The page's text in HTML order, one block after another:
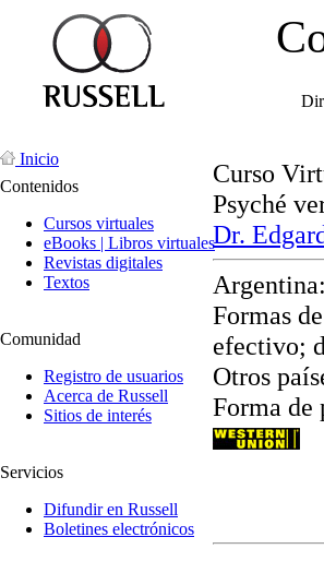
Inicio
Contenidos
Cursos virtuales
eBooks | Libros virtuales
Revistas digitales
Textos
Comunidad
Registro de usuarios
Acerca de Russell
Sitios de interés
Servicios
Difundir en Russell
Boletines electrónicos
Curso
Psyché
Dr.
Formas
efectivo;
Otros
Forma de